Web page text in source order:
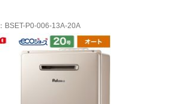
：BSET-P0-006-13A-20A